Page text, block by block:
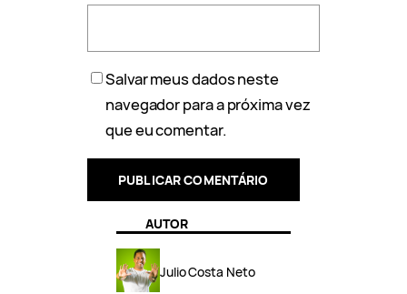
Salvar meus dados neste
navegador para a próxima vez
que eu comentar.
AUTOR
Julio Costa Neto